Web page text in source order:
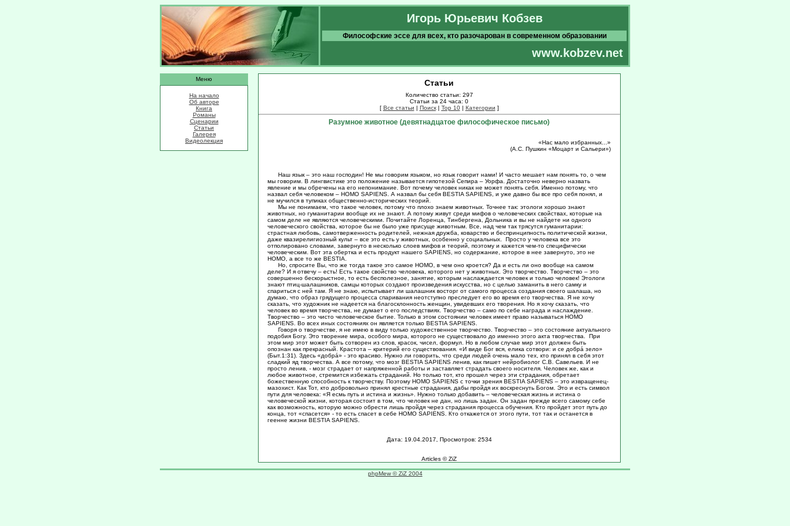
Игорь Юрьевич Кобзев
Философские эссе для всех, кто разочарован в современном образовании
www.kobzev.net
Меню
На начало
Об авторе
Книга
Романы
Сценарии
Статьи
Галерея
Видеолекция
Статьи
Количество статьи: 297
Статьи за 24 часа: 0
[ Все статьи | Поиск| Top 10| Категории ]
Разумное животное (девятнадцатое философическое письмо)
«Нас мало избранных...»
(А.С. Пушкин «Моцарт и Сальери»)
Наш язык – это наш господин! Не мы говорим языком, но язык говорит нами! И часто мешает нам понять то, о чем
мы говорим. В лингвистике это положение называется гипотезой Сепира – Уорфа. Достаточно неверно назвать
явление и мы обречены на его непонимание. Вот почему человек никак не может понять себя. Именно потому, что
назвал себя человеком – HOMO SAPIENS. А назвал бы себя BESTIA SAPIENS, и уже давно бы все про себя понял, и
не мучился в тупиках общественно-исторических теорий.
Мы не понимаем, что такое человек, потому что плохо знаем животных. Точнее так: этологи хорошо знают
животных, но гуманитарии вообще их не знают. А потому живут среди мифов о человеческих свойствах, которые на
самом деле не являются человеческими. Почитайте Лоренца, Тинбергена, Дольника и вы не найдете ни одного
человеческого свойства, которое бы не было уже присуще животным. Все, над чем так трясутся гуманитарии:
страстная любовь, самотверженность родителей, нежная дружба, коварство и беспринципность политической жизни,
даже квазирелигиозный культ – все это есть у животных, особенно у социальных. Просто у человека все это
отполировано словами, завернуто в несколько слоев мифов и теорий, поэтому и кажется чем-то специфически
человеческим. Вот эта обертка и есть продукт нашего SAPIENS, но содержание, которое в нее завернуто, это не
HOMO, а все то же BESTIA.
Но, спросите Вы, что же тогда такое это самое HOMO, в чем оно кроется? Да и есть ли оно вообще на самом
деле? И я отвечу – есть! Есть такое свойство человека, которого нет у животных. Это творчество. Творчество – это
совершенно бескорыстное, то есть бесполезное, занятие, которым наслаждается человек и только человек! Этологи
знают птиц-шалашников, самцы которых создают произведения искусства, но с целью заманить в него самку и
спариться с ней там. Я не знаю, испытывает ли шалашник восторг от самого процесса создания своего шалаша, но
думаю, что образ грядущего процесса спаривания неотступно преследует его во время его творчества. Я не хочу
сказать, что художник не надеется на благосклонность женщин, увидевших его творения. Но я хочу сказать, что
человек во время творчества, не думает о его последствиях. Творчество – само по себе награда и наслаждение.
Творчество – это чисто человеческое бытие. Только в этом состоянии человек имеет право называться HOMO
SAPIENS. Во всех иных состояниях он является только BESTIA SAPIENS.
Говоря о творчестве, я не имею в виду только художественное творчество. Творчество – это состояние актуального
подобия Богу. Это творение мира, особого мира, которoго не существовало до именно этого акта творчества. При
этом мир этот может быть сотворен из слов, красок, чисел, формул. Но в любом случае мир этот должен быть
опознан как прекрасный. Крастота – критерий его сущеcтвования. «И виде Бог вся, елика сотвори: и се добра́ зело»
(Быт.1:31). Здесь «добра́» - это красиво. Нужно ли говорить, что среди людей очень мало тех, кто принял в себя этот
сладкий яд творчества. А все потому, что мозг BESTIA SAPIENS ленив, как пишет нейробиолог С.В. Савельев. И не
просто ленив, - мозг страдает от напряженной работы и заставляет страдать своего носителя. Человек же, как и
любое животное, стремится избежать страданий. Но только тот, кто прошел через эти страдания, обретает
божественную способность к творчеству. Поэтому HOMO SAPIENS с точки зрения BESTIA SAPIENS – это извращенец-
мазохист. Как Тот, кто добровольно принял крестные страдания, дабы пройдя их воскреснуть Богом. Это и есть символ
пути для человека: «Я есмь путь и истина и жизнь». Нужно только добавить – человеческая жизнь и истина о
человеческой жизни, которая состоит в том, что человек не дан, но лишь задан. Он задан прежде всего самому себе
как возможность, которую можно обрести лишь пройдя через страдания процесса обучения. Кто пpойдет этот путь до
конца, тот «спасется» - то есть спасет в себе HOMO SAPIENS. Кто откажется от этого пути, тот так и останется в
геенне жизни BESTIA SAPIENS.
Дата: 19.04.2017, Просмотров: 2534
Articles © ZiZ
phpMew © ZiZ 2004